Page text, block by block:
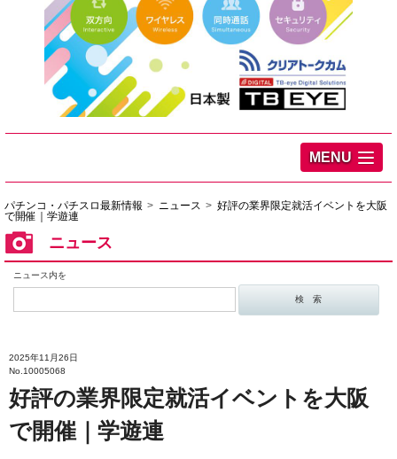
MENU
パチンコ・パチスロ最新情報 ニュース
好評の業界限定就活イベントを大阪
で開催｜学遊連
ニュース
ニュース内を
2025年11月26日
No.10005068
好評の業界限定就活イベントを大阪
で開催｜学遊連